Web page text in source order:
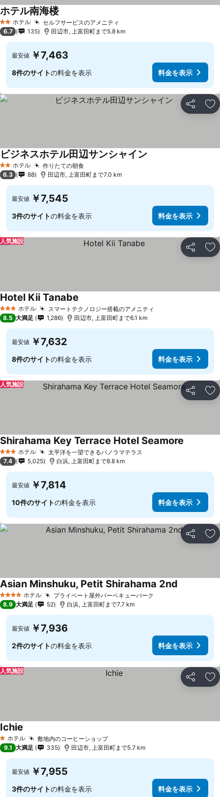
2 ホテルのランク
ホテル セルフサービスのアメニティ
ホテル南海楼
6.7 135 田辺市, 上富田町まで5.8 km
最安値 ￥7,463
8件のサイトの料金を表示 料金を表示
シェア お
2 ホテルのランク
ホテル 作りたての朝食
ビジネスホテル田辺サンシャイン
6.3 88 田辺市, 上富田町まで7.0 km
最安値 ￥7,545
3件のサイトの料金を表示 料金を表示
シェア お
人気施設
3 ホテルのランク
ホテル スマートテクノロジー搭載のアメニティ
Hotel Kii Tanabe
8.5 大満足 1,286 田辺市, 上富田町まで6.1 km
最安値 ￥7,632
8件のサイトの料金を表示 料金を表示
シェア お
人気施設
3 ホテルのランク
ホテル 太平洋を一望できるパノラマテラス
Shirahama Key Terrace Hotel Seamore
7.4 5,025 白浜, 上富田町まで8.8 km
最安値 ￥7,814
10件のサイトの料金を表示 料金を表示
シェア お
4 ホテルのランク
ホテル プライベート屋外バーベキューパーク
Asian Minshuku, Petit Shirahama 2nd
8.9 大満足 52 白浜, 上富田町まで7.7 km
最安値 ￥7,936
2件のサイトの料金を表示 料金を表示
シェア お
人気施設
1 ホテルのランク
ホテル 敷地内のコーヒーショップ
Ichie
9.1 大満足 335 田辺市, 上富田町まで5.7 km
最安値 ￥7,955
3件のサイトの料金を表示 料金を表示